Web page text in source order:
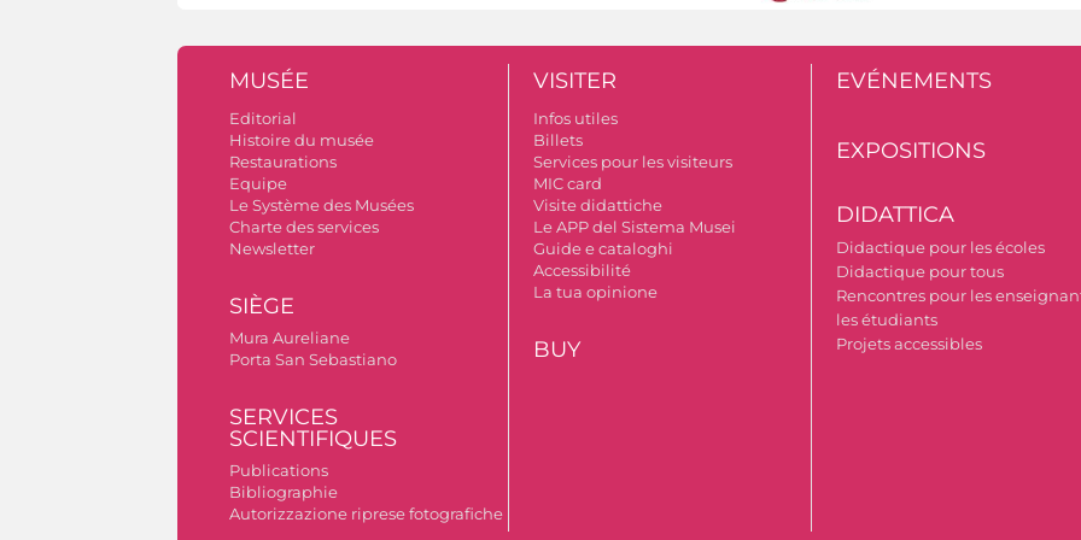
MUSÉE
Editorial
Histoire du musée
Restaurations
Equipe
Le Système des Musées
Charte des services
Newsletter
SIÈGE
Mura Aureliane
Porta San Sebastiano
SERVICES
SCIENTIFIQUES
Publications
Bibliographie
Autorizzazione riprese fotografiche
VISITER
Infos utiles
Billets
Services pour les visiteurs
MIC card
Visite didattiche
Le APP del Sistema Musei
Guide e cataloghi
Accessibilité
La tua opinione
BUY
EVÉNEMENTS
EXPOSITIONS
DIDATTICA
Didactique pour les écoles
Didactique pour tous
Rencontres pour les
les étudiants
Projets accessibles